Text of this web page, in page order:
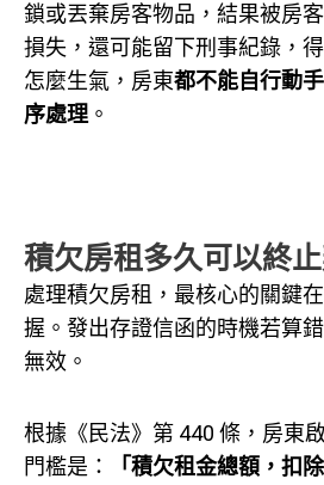
鎖或丟棄房客物品，結果被房
損失，還可能留下刑事紀錄，
怎麼生氣，房東都不能自行動
序處理 。
積欠房租多久可以終
處理積欠房租，最核心的關鍵
握。發出存證信函的時機若算
無效。
根據《民法》第 440 條，房東
門檻是：
「積欠租金總額，扣